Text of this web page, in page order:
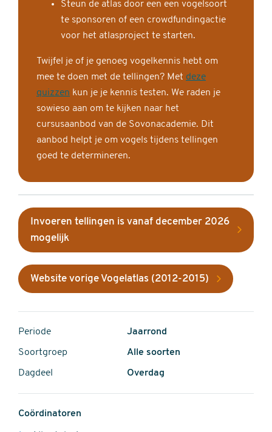
Steun de atlas door een een vogelsoort
te sponsoren of een crowdfundingactie
voor het atlasproject te starten.
Twijfel je of je genoeg vogelkennis hebt om
mee te doen met de tellingen? Met deze
quizzen kun je je kennis testen. We raden je
sowieso aan om te kijken naar het
cursusaanbod van de Sovonacademie. Dit
aanbod helpt je om vogels tijdens tellingen
goed te determineren.
Invoeren tellingen is vanaf december 2026
mogelijk
Website vorige Vogelatlas (2012-2015)
Periode Jaarrond
Soortgroep Alle soorten
Dagdeel Overdag
Coördinatoren